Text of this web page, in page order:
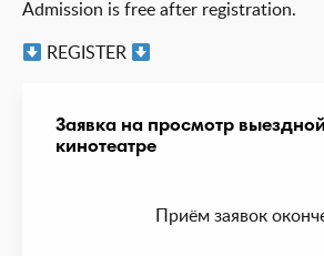
Admission is free after registration.
REGISTER
Заявка на просмотр
кинотеатре
Приём заявок